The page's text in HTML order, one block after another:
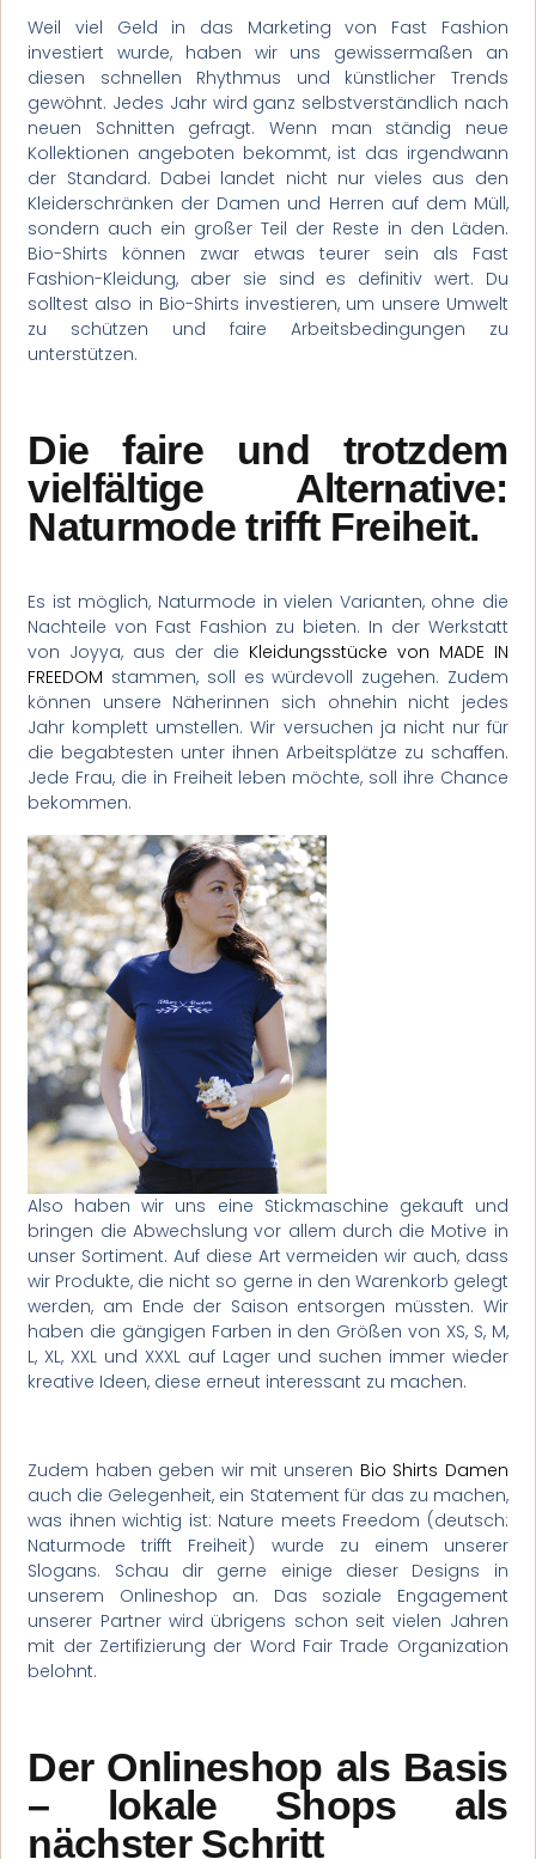
Weil viel Geld in das Marketing von Fast Fashion
investiert wurde, haben wir uns gewissermaßen an
diesen schnellen Rhythmus und künstlicher Trends
gewöhnt. Jedes Jahr wird ganz selbstverständlich nach
neuen Schnitten gefragt. Wenn man ständig neue
Kollektionen angeboten bekommt, ist das irgendwann
der Standard. Dabei landet nicht nur vieles aus den
Kleiderschränken der Damen und Herren auf dem Müll,
sondern auch ein großer Teil der Reste in den Läden.
Bio-Shirts können zwar etwas teurer sein als Fast
Fashion-Kleidung, aber sie sind es definitiv wert. Du
solltest also in Bio-Shirts investieren, um unsere Umwelt
zu schützen und faire Arbeitsbedingungen zu
unterstützen.
Die faire und trotzdem
vielfältige Alternative:
Naturmode trifft Freiheit.
Es ist möglich, Naturmode in vielen Varianten, ohne die
Nachteile von Fast Fashion zu bieten. In der Werkstatt
von Joyya, aus der die Kleidungsstücke von MADE IN
FREEDOM stammen, soll es würdevoll zugehen. Zudem
können unsere Näherinnen sich ohnehin nicht jedes
Jahr komplett umstellen. Wir versuchen ja nicht nur für
die begabtesten unter ihnen Arbeitsplätze zu schaffen.
Jede Frau, die in Freiheit leben möchte, soll ihre Chance
bekommen.
Also haben wir uns eine Stickmaschine gekauft und
bringen die Abwechslung vor allem durch die Motive in
unser Sortiment. Auf diese Art vermeiden wir auch, dass
wir Produkte, die nicht so gerne in den Warenkorb gelegt
werden, am Ende der Saison entsorgen müssten. Wir
haben die gängigen Farben in den Größen von XS, S, M,
L, XL, XXL und XXXL auf Lager und suchen immer wieder
kreative Ideen, diese erneut interessant zu machen.
Zudem haben geben wir mit unseren Bio Shirts Damen
auch die Gelegenheit, ein Statement für das zu machen,
was ihnen wichtig ist: Nature meets Freedom (deutsch:
Naturmode trifft Freiheit) wurde zu einem unserer
Slogans. Schau dir gerne einige dieser Designs in
unserem Onlineshop an. Das soziale Engagement
unserer Partner wird übrigens schon seit vielen Jahren
mit der Zertifizierung der Word Fair Trade Organization
belohnt.
Der Onlineshop als Basis
– lokale Shops als
nächster Schritt